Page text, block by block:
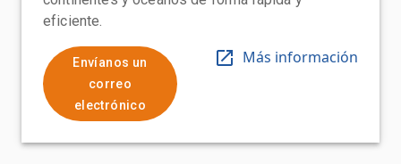
eficiente.
Envíanos un
correo
electrónico
Más información